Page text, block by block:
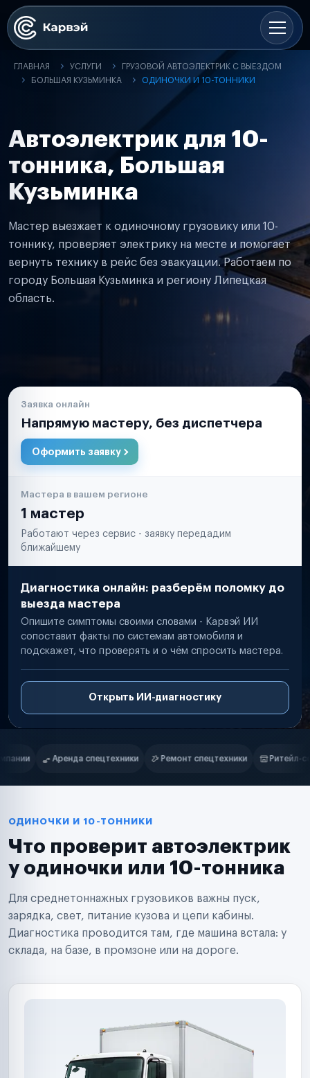
ГЛАВНАЯ УСЛУГИ
ГРУЗОВОЙ АВТОЭЛЕКТРИК С ВЫЕЗДОМ
БОЛЬШАЯ КУЗЬМИНКА
ОДИНОЧКИ И 10-ТОННИКИ
Автоэлектрик для 10-
тонника, Большая
Кузьминка
Мастер выезжает к одиночному грузовику или 10-
тоннику, проверяет электрику на месте и помогает
вернуть технику в рейс без эвакуации. Работаем по
городу Большая Кузьминка и региону Липецкая
область.
Заявка онлайн
Напрямую мастеру, без диспетчера
Оформить заявку
Мастера в вашем регионе
1 мастер
Работают через сервис - заявку передадим
ближайшему
Диагностика онлайн: разберём поломку до
выезда мастера
Опишите симптомы своими словами - Карвэй ИИ
сопоставит факты по системам автомобиля и
подскажет, что проверять и о чём спросить мастера.
Открыть ИИ-диагностику
Нам доверяют
Ремонт спецтехники Ритейл-сети Управляющие
Маркетплейсы
Таксопарки
Автодилеры
Поставщики запчастей
Аренда спецтехники
Ремонт спецтехники
Ритейл-сети
Управляющие компании
Страховые компании
ОДИНОЧКИ И 10-ТОННИКИ
Что проверит автоэлектрик
у одиночки или 10-тонника
Для среднетоннажных грузовиков важны пуск,
зарядка, свет, питание кузова и цепи кабины.
Диагностика проводится там, где машина встала: у
склада, на базе, в промзоне или на дороге.